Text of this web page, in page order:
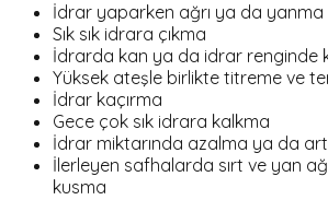
İdrar yaparken ağrı ya da yanma
Sık sık idrara çıkma
İdrarda kan ya da idrar renginde
Yüksek ateşle birlikte titreme ve
İdrar kaçırma
Gece çok sık idrara kalkma
İdrar miktarında azalma ya da
İlerleyen safhalarda sırt ve yan
kusma